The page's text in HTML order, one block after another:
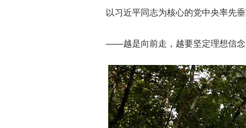
以习近平同志为核心的党中央率先垂
——越是向前走，越要坚定理想信念